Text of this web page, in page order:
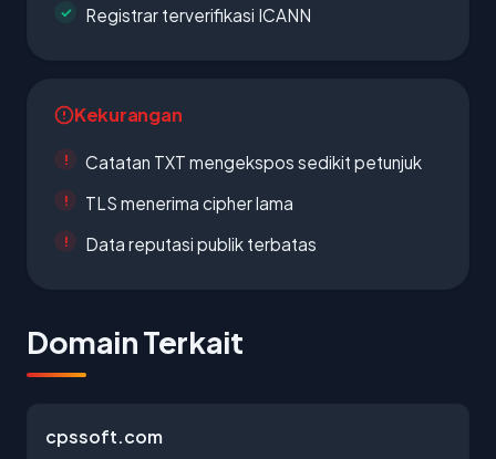
Registrar terverifikasi ICANN
Kekurangan
Catatan TXT mengekspos sedikit petunjuk
TLS menerima cipher lama
Data reputasi publik terbatas
Domain Terkait
cpssoft.com